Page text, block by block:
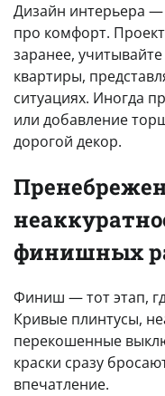
Дизайн интерьера —
про комфорт.
заранее,
квартиры,
ситуациях. Иногда
или добавление
дорогой декор.
финишных
Финиш — тот этап,
Кривые плинтусы,
перекошенные
краски сразу
впечатление.